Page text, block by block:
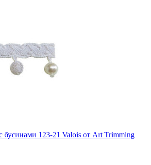
бусинами 123-21 Valois от Art Trimming